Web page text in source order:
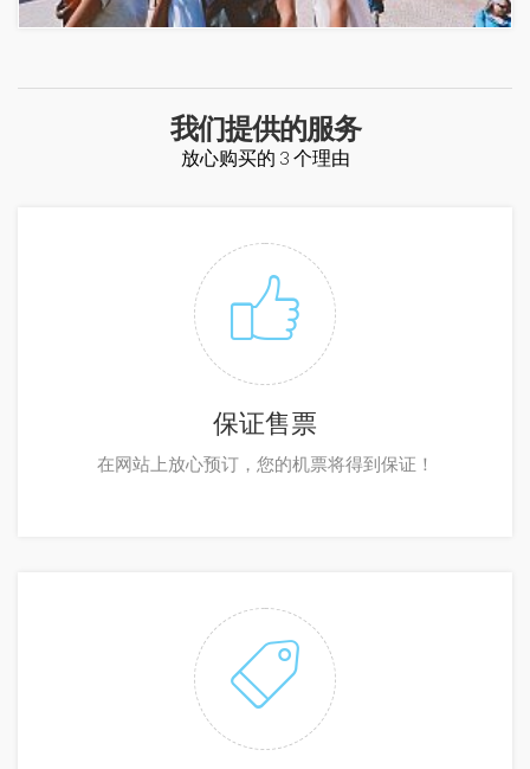
我们提供的服务
放心购买的 3 个理由
保证售票
在网站上放心预订，您的机票将得到保证！